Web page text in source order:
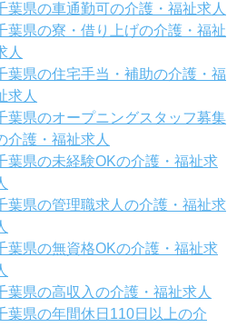
葉県の車通勤可の介護・福祉求人
葉県の寮・借り上げの介護・福祉
人
葉県の住宅手当・補助の介護・福
求人
葉県のオープニングスタッフ募集
介護・福祉求人
葉県の未経験OKの介護・福祉求
葉県の管理職求人の介護・福祉求
葉県の無資格OKの介護・福祉求
葉県の高収入の介護・福祉求人
葉県の年間休日110日以上の介